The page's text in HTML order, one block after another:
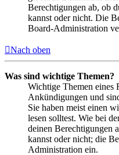
Berechtigungen ab, ob
kannst oder nicht. Die
Board-Administration
Nach oben
Was sind wichtige Themen?
Wichtige Themen eines
Ankündigungen und
Sie haben meist einen
lesen solltest. Wie bei
deinen Berechtigungen
kannst oder nicht; die
Administration ein.